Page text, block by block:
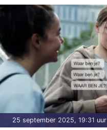
25 september 2025, 19:31 uur